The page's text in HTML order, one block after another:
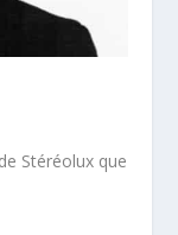
Stéréolux que